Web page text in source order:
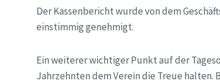
Der Kassenbericht wurde von dem
einstimmig genehmigt.
Ein weiterer wichtiger Punkt auf der
Jahrzehnten dem Verein die Treue halten.